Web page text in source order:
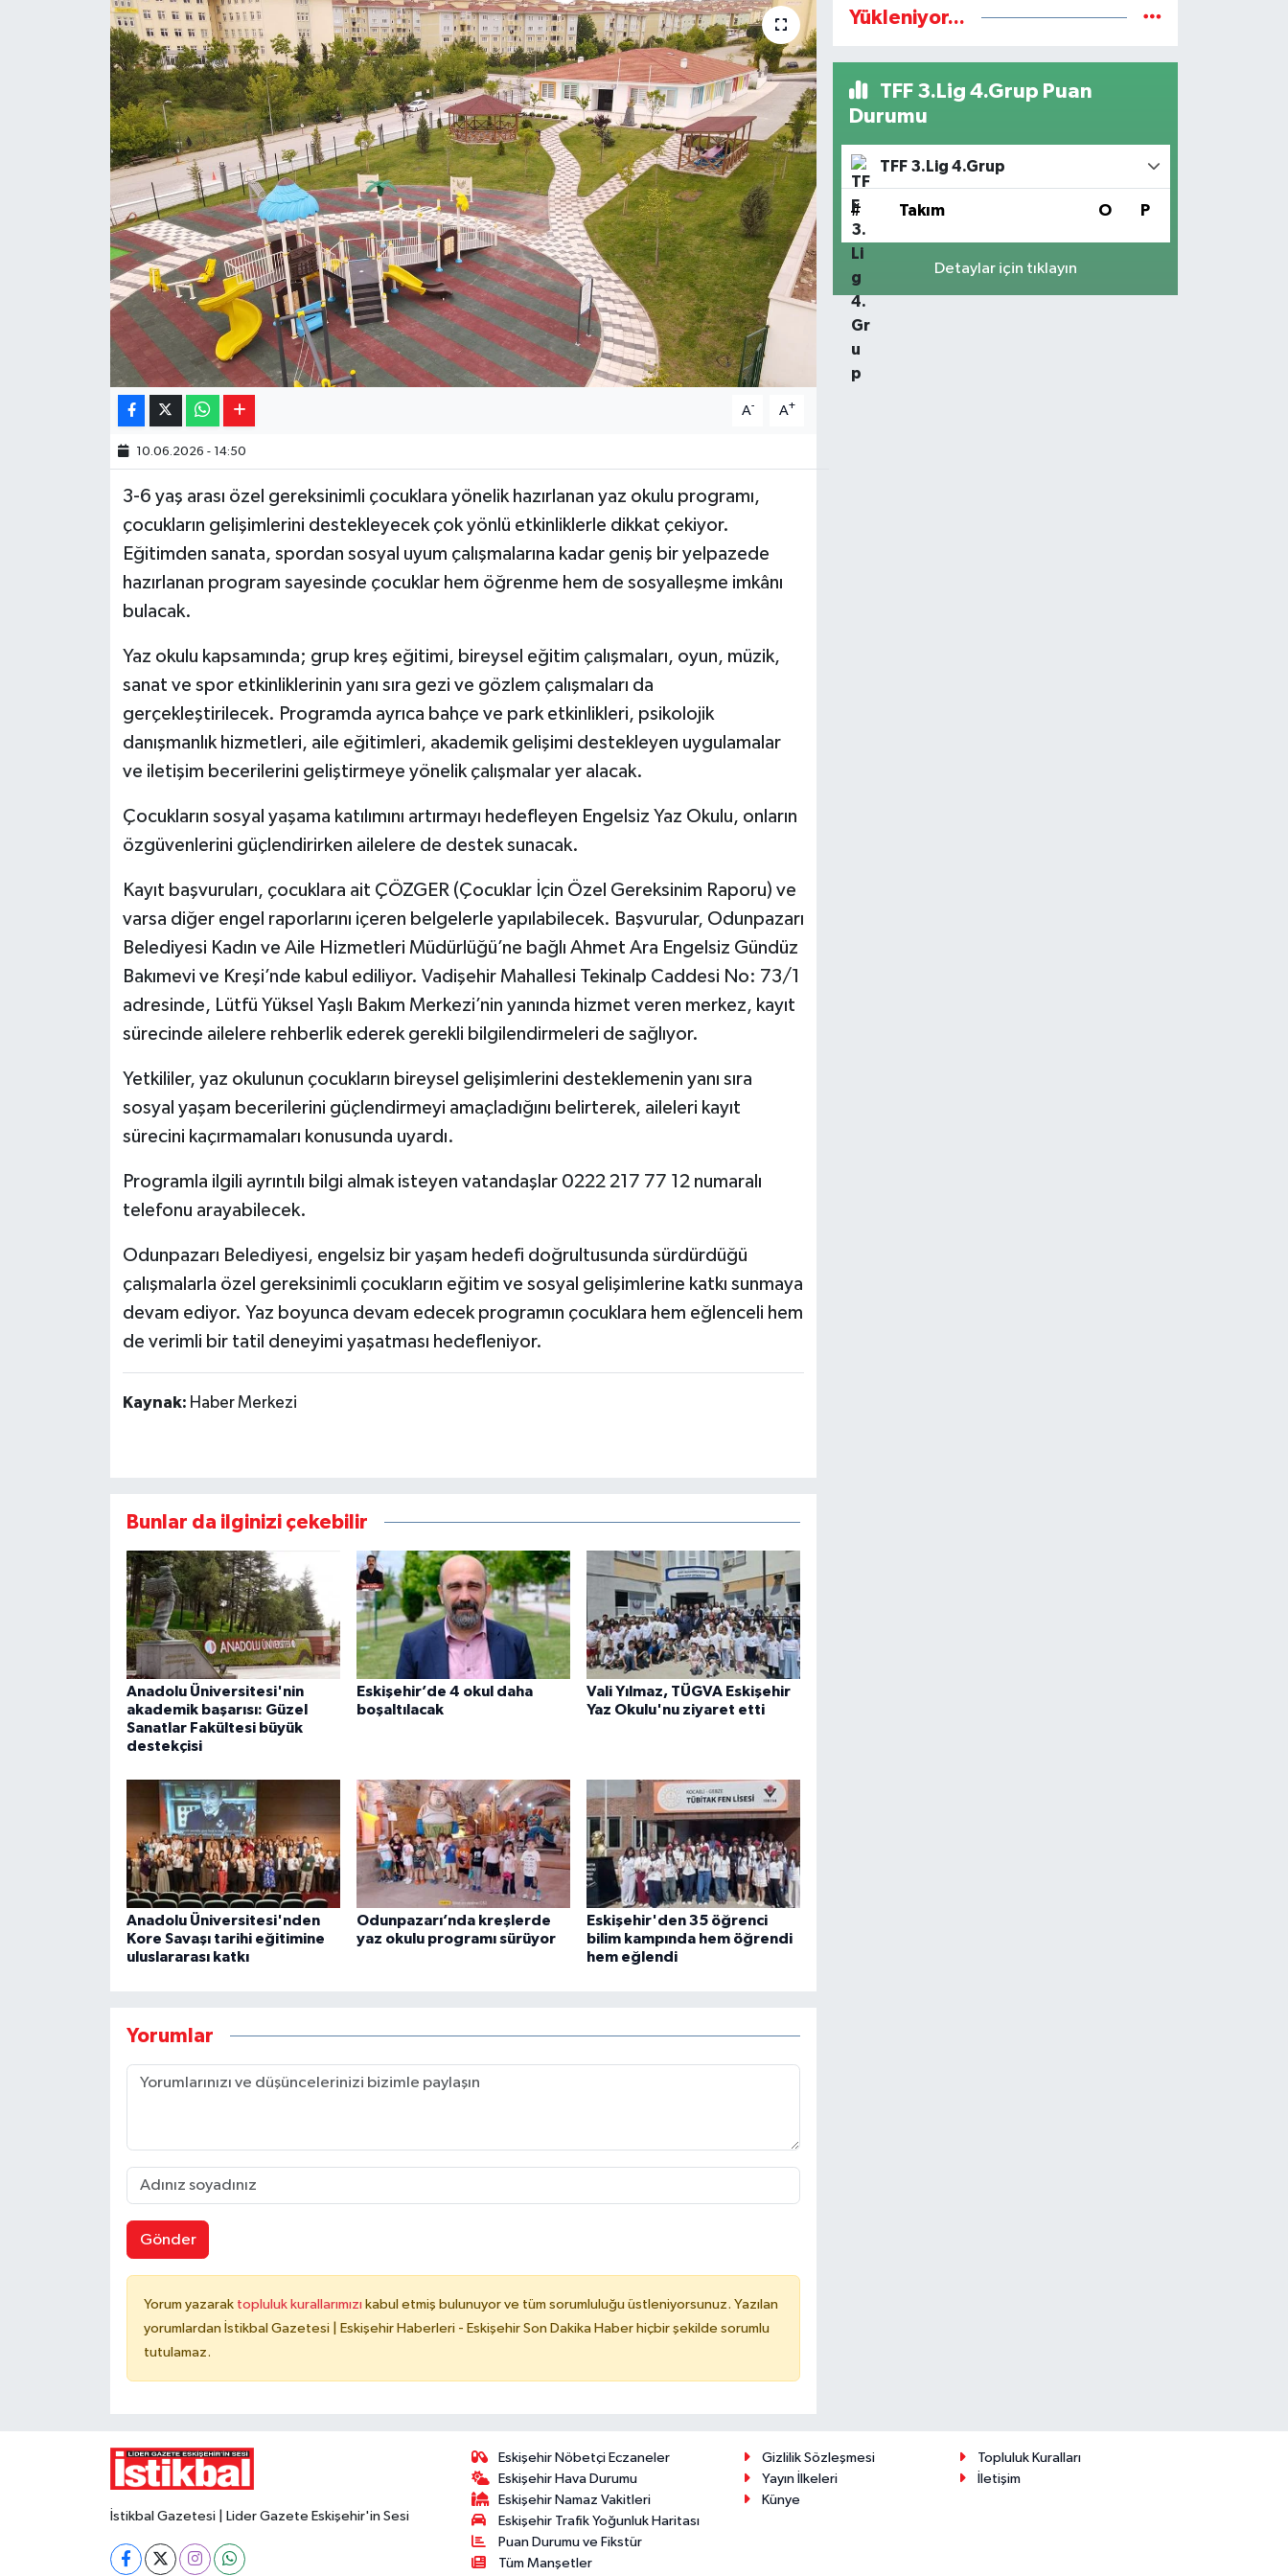
A- A+
10.06.2026 - 14:50
3-6 yaş arası özel gereksinimli çocuklara yönelik hazırlanan yaz okulu programı,
çocukların gelişimlerini destekleyecek çok yönlü etkinliklerle dikkat çekiyor.
Eğitimden sanata, spordan sosyal uyum çalışmalarına kadar geniş bir yelpazede
hazırlanan program sayesinde çocuklar hem öğrenme hem de sosyalleşme imkânı
bulacak.
Yaz okulu kapsamında; grup kreş eğitimi, bireysel eğitim çalışmaları, oyun, müzik,
sanat ve spor etkinliklerinin yanı sıra gezi ve gözlem çalışmaları da
gerçekleştirilecek. Programda ayrıca bahçe ve park etkinlikleri, psikolojik
danışmanlık hizmetleri, aile eğitimleri, akademik gelişimi destekleyen uygulamalar
ve iletişim becerilerini geliştirmeye yönelik çalışmalar yer alacak.
Çocukların sosyal yaşama katılımını artırmayı hedefleyen Engelsiz Yaz Okulu, onların
özgüvenlerini güçlendirirken ailelere de destek sunacak.
Kayıt başvuruları, çocuklara ait ÇÖZGER (Çocuklar İçin Özel Gereksinim Raporu) ve
varsa diğer engel raporlarını içeren belgelerle yapılabilecek. Başvurular, Odunpazarı
Belediyesi Kadın ve Aile Hizmetleri Müdürlüğü’ne bağlı Ahmet Ara Engelsiz Gündüz
Bakımevi ve Kreşi’nde kabul ediliyor. Vadişehir Mahallesi Tekinalp Caddesi No: 73/1
adresinde, Lütfü Yüksel Yaşlı Bakım Merkezi’nin yanında hizmet veren merkez, kayıt
sürecinde ailelere rehberlik ederek gerekli bilgilendirmeleri de sağlıyor.
Yetkililer, yaz okulunun çocukların bireysel gelişimlerini desteklemenin yanı sıra
sosyal yaşam becerilerini güçlendirmeyi amaçladığını belirterek, aileleri kayıt
sürecini kaçırmamaları konusunda uyardı.
Programla ilgili ayrıntılı bilgi almak isteyen vatandaşlar 0222 217 77 12 numaralı
telefonu arayabilecek.
Odunpazarı Belediyesi, engelsiz bir yaşam hedefi doğrultusunda sürdürdüğü
çalışmalarla özel gereksinimli çocukların eğitim ve sosyal gelişimlerine katkı sunmaya
devam ediyor. Yaz boyunca devam edecek programın çocuklara hem eğlenceli hem
de verimli bir tatil deneyimi yaşatması hedefleniyor.
Kaynak: Haber Merkezi
Bunlar da ilginizi çekebilir
Anadolu Üniversitesi'nin
akademik başarısı: Güzel
Sanatlar Fakültesi büyük
destekçisi
Eskişehir’de 4 okul daha
boşaltılacak
Vali Yılmaz, TÜGVA Eskişehir
Yaz Okulu'nu ziyaret etti
Anadolu Üniversitesi'nden
Kore Savaşı tarihi eğitimine
uluslararası katkı
Odunpazarı’nda kreşlerde
yaz okulu programı sürüyor
Eskişehir'den 35 öğrenci
bilim kampında hem öğrendi
hem eğlendi
Yorumlar
Gönder
Yorum yazarak topluluk kurallarımızı kabul etmiş bulunuyor ve tüm sorumluluğu üstleniyorsunuz. Yazılan
yorumlardan İstikbal Gazetesi | Eskişehir Haberleri - Eskişehir Son Dakika Haber hiçbir şekilde sorumlu
tutulamaz.
Yükleniyor...
TFF 3.Lig 4.Grup Puan
Durumu
TFF 3.Lig 4.Grup
# Takım O P
Detaylar için tıklayın
İstikbal Gazetesi | Lider Gazete Eskişehir'in Sesi
Eskişehir Nöbetçi Eczaneler
Eskişehir Hava Durumu
Eskişehir Namaz Vakitleri
Eskişehir Trafik Yoğunluk Haritası
Puan Durumu ve Fikstür
Tüm Manşetler
Gizlilik Sözleşmesi
Topluluk Kuralları
Yayın İlkeleri
İletişim
Künye
Resmi ilanlar